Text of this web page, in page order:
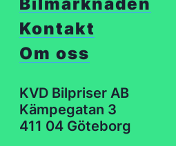
Kontakt
Om oss
KVD Bilpriser AB
Kämpegatan 3
411 04 Göteborg